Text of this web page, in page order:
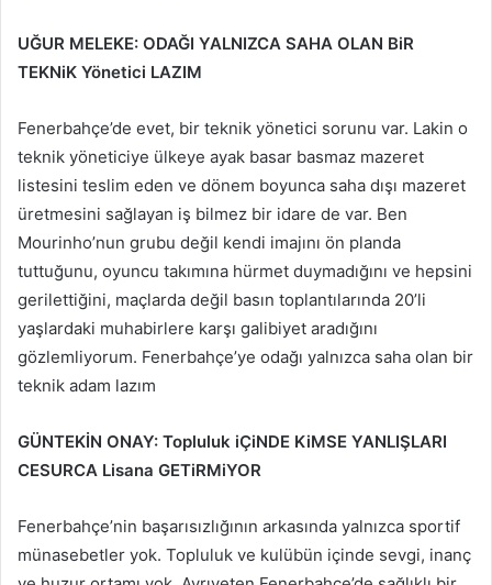
UĞUR MELEKE: ODAĞI YALNIZCA SAHA OLAN BiR
TEKNiK Yönetici LAZIM
Fenerbahçe’de evet, bir teknik yönetici sorunu var. Lakin o
teknik yöneticiye ülkeye ayak basar basmaz mazeret
listesini teslim eden ve dönem boyunca saha dışı mazeret
üretmesini sağlayan iş bilmez bir idare de var. Ben
Mourinho’nun grubu değil kendi imajını ön planda
tuttuğunu, oyuncu takımına hürmet duymadığını ve hepsini
gerilettiğini, maçlarda değil basın toplantılarında 20’li
yaşlardaki muhabirlere karşı galibiyet aradığını
gözlemliyorum. Fenerbahçe’ye odağı yalnızca saha olan bir
teknik adam lazım
GÜNTEKİN ONAY: Topluluk iÇiNDE KiMSE YANLIŞLARI
CESURCA Lisana GETiRMiYOR
Fenerbahçe’nin başarısızlığının arkasında yalnızca sportif
münasebetler yok. Topluluk ve kulübün içinde sevgi, inanç